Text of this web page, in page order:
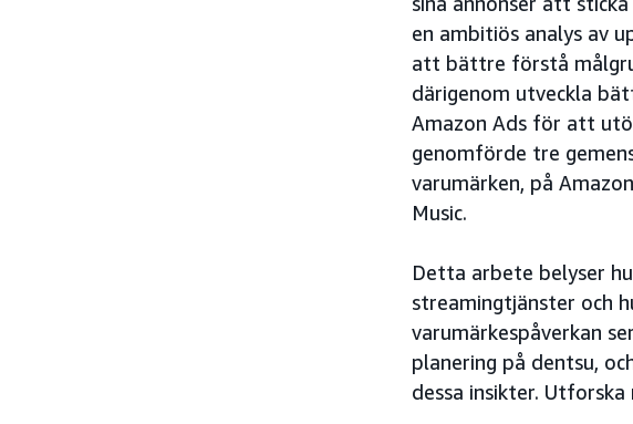
en ambitiös analys av
att bättre förstå
därigenom utveckla
Amazon Ads för att
genomförde tre
varumärken, på
Music.
Detta arbete belyser
streamingtjänster och
varumärkespåverkan
planering på dentsu,
dessa insikter.